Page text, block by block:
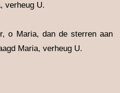
verheug U.
o Maria, dan de sterren aan
Maria, verheug U.